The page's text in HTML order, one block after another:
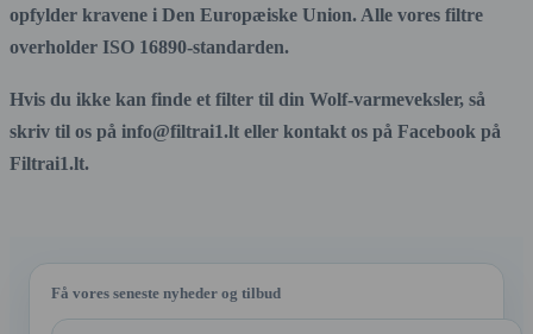
opfylder kravene i Den Europæiske Union. Alle vores filtre
overholder ISO 16890-standarden.
Hvis du ikke kan finde et filter til din Wolf-varmeveksler, så
skriv til os på info@filtrai1.lt eller kontakt os på Facebook på
Filtrai1.lt.
Få vores seneste nyheder og tilbud